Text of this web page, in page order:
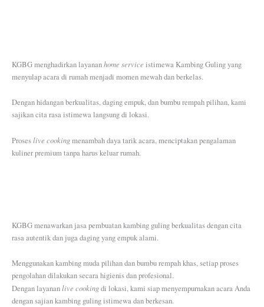
KGBG menghadirkan layananhome service istimewa Kambing Guling yang
menyulap acara di rumah menjadi momen mewah dan berkelas.
Dengan hidangan berkualitas, daging empuk, dan bumbu rempah pilihan, kami
sajikan cita rasa istimewa langsung di lokasi.
Proseslive cookingmenambah daya tarik acara, menciptakan pengalaman
kuliner premium tanpa harus keluar rumah.
KGBG menawarkan jasa pembuatan kambing guling berkualitas dengan cita
rasa autentik dan juga daging yang empuk alami.
Menggunakan kambing muda pilihan dan bumbu rempah khas, setiap proses
pengolahan dilakukan secara higienis dan profesional.
Dengan layananlive cookingdi lokasi, kami siap menyempurnakan acara Anda
dengan sajian kambing guling istimewa dan berkesan.